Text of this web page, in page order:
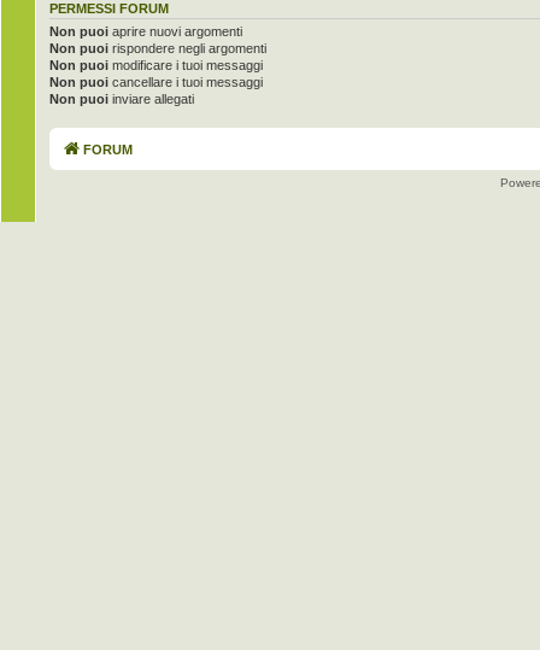
PERMESSI FORUM
Non puoi aprire nuovi argomenti
Non puoi rispondere negli argomenti
Non puoi modificare i tuoi messaggi
Non puoi cancellare i tuoi messaggi
Non puoi inviare allegati
FORUM